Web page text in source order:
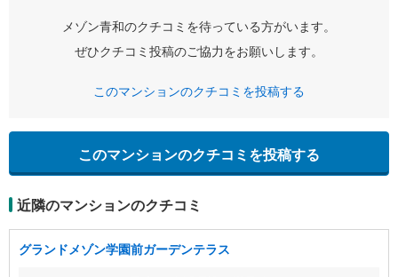
メゾン青和のクチコミを待っている方がいます。
ぜひクチコミ投稿のご協力をお願いします。
このマンションのクチコミを投稿する
このマンションのクチコミを投稿する
近隣のマンションのクチコミ
グランドメゾン学園前ガーデンテラス